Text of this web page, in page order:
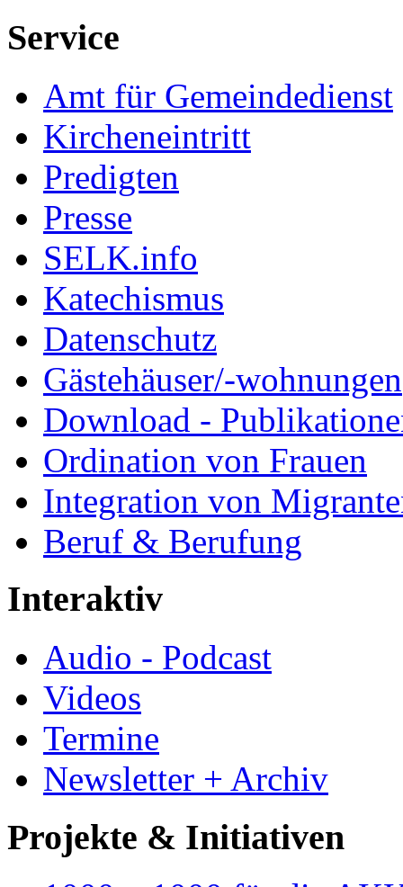
Service
Amt für Gemeindedienst
Kircheneintritt
Predigten
Presse
SELK.info
Katechismus
Datenschutz
Gästehäuser/-wohnungen
Download -
Ordination von Frauen
Integration von
Beruf & Berufung
Interaktiv
Audio - Podcast
Videos
Termine
Newsletter + Archiv
Projekte & Initiativen